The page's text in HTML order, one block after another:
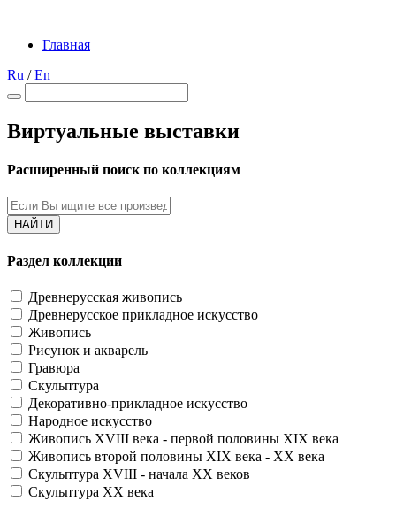
Главная
Ru /En
Виртуальные выставки
Расширенный поиск по коллекциям
НАЙТИ
Раздел коллекции
Древнерусская живопись
Древнерусское прикладное искусство
Живопись
Рисунок и акварель
Гравюра
Скульптура
Декоративно-прикладное искусство
Народное искусство
Живопись XVIII века - первой половины XIX века
Живопись второй половины XIX века - XX века
Скульптура XVIII - начала XX веков
Скульптура XX века